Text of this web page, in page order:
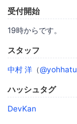
受付開始
19時からです。
スタッフ
中村 洋 （@yohhatu
ハッシュタグ
DevKan